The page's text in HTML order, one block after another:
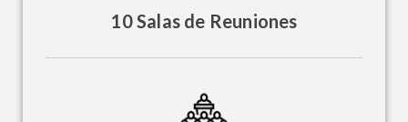
10 Salas de Reuniones